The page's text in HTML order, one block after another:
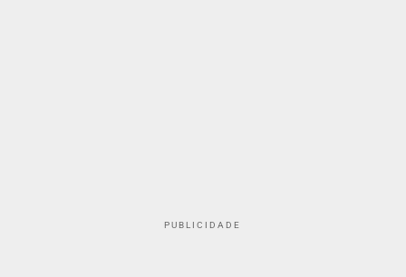
PUBLICIDADE